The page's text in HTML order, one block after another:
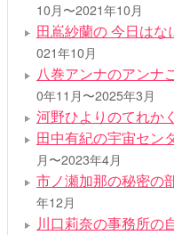
10月〜2021年10月
田嶌紗蘭の 今日はな
021年10月
八巻アンナのアンナ
0年11月〜2025年3月
河野ひよりのてれか
田中有紀の宇宙セン
月〜2023年4月
市ノ瀬加那の秘密の
年12月
川口莉奈の事務所の